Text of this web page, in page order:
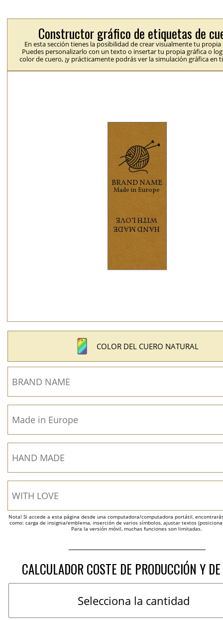
Constructor gráfico de etiquetas de
En esta sección tienes la posibilidad de crear visualmente tu
Puedes personalizarlo con un texto o insertar tu propia gráfica o
color de cuero, ¡y prácticamente podrás ver la simulación gráfica en
COLOR DEL CUERO NATURAL
Nota! Si accede a esta página desde una computadora/computadora portátil,
como: carga de insignia/emblema, inserción de varios símbolos, ajustar textos
Para la versión móvil, muchas funciones son limitadas.
CALCULADOR COSTE DE PRODUCCIÓN Y